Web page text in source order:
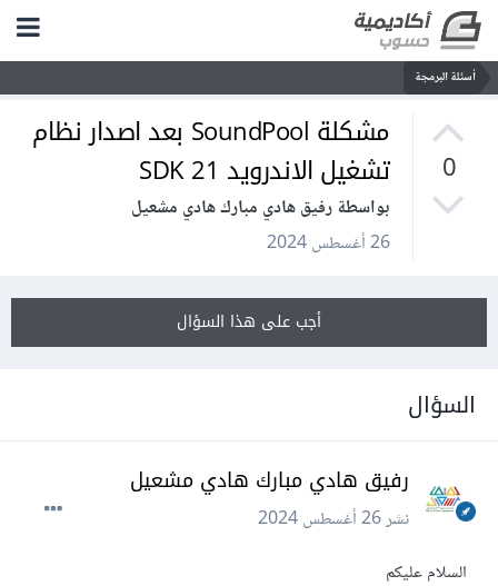
أسئلة البرمجة
0
مشكلة SoundPool بعد اصدار نظام
تشغيل الاندرويد SDK 21
بواسطة رفيق هادي مبارك هادي مشعيل
26 أغسطس 2024
أجب على هذا السؤال
السؤال
رفيق هادي مبارك هادي مشعيل
نشر26 أغسطس 2024
السلام عليكم